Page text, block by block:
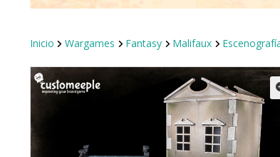
Inicio Wargames Fantasy Malifaux